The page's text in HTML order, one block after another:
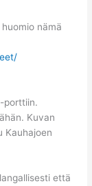
nämä
porttiin.
Kuvan
Kauhajoen
että